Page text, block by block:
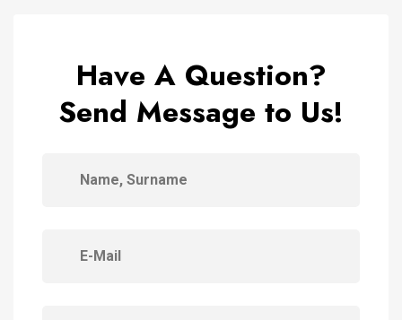
Have A Question?
Send Message to Us!